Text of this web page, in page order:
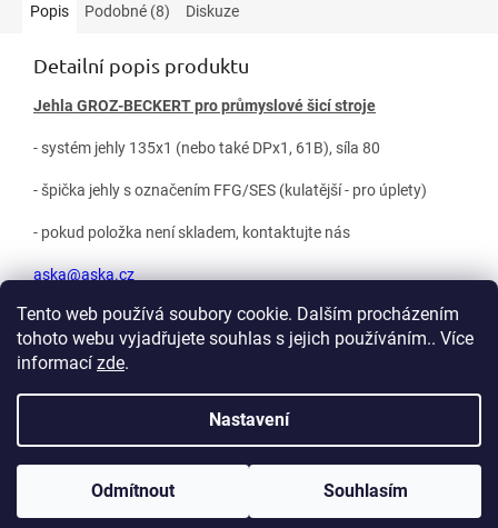
Tento web používá soubory cookie. Dalším procházením
tohoto webu vyjadřujete souhlas s jejich používáním.. Více
informací zde.
Nastavení
Odmítnout Souhlasím
Popis Podobné (8) Diskuze
Detailní popis produktu
Jehla GROZ-BECKERT pro průmyslové šicí stroje
- systém jehly 135x1 (nebo také DPx1, 61B), síla 80
- špička jehly s označením FFG/SES (kulatější - pro úplety)
- pokud položka není skladem, kontaktujte nás
aska@aska.cz
ASKA Praha, s.r.o.
Upravit nastavení cookies